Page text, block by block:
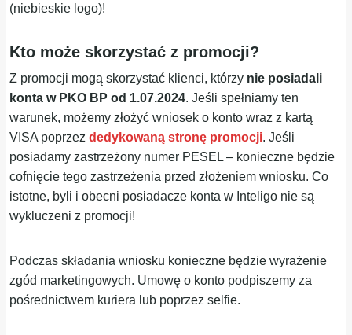
(niebieskie logo)!
Kto może skorzystać z promocji?
Z promocji mogą skorzystać klienci, którzy nie posiadali
konta w PKO BP od 1.07.2024. Jeśli spełniamy ten
warunek, możemy złożyć wniosek o konto wraz z kartą
VISA poprzezdedykowaną stronę promocji. Jeśli
posiadamy zastrzeżony numer PESEL – konieczne będzie
cofnięcie tego zastrzeżenia przed złożeniem wniosku. Co
istotne, byli i obecni posiadacze konta w Inteligo nie są
wykluczeni z promocji!
Podczas składania wniosku konieczne będzie wyrażenie
zgód marketingowych. Umowę o konto podpiszemy za
pośrednictwem kuriera lub poprzez selfie.